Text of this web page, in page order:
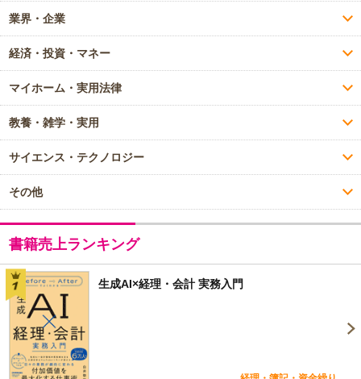
業界・企業
経済・投資・マネー
マイホーム・実用法律
教養・雑学・実用
サイエンス・テクノロジー
その他
書籍売上ランキング
生成AI×経理・会計 実務入門